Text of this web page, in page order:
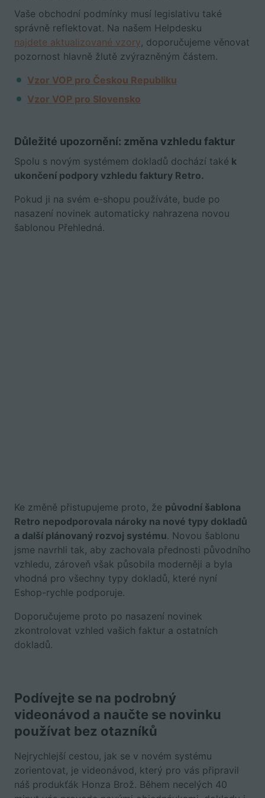
Vaše obchodní podmínky musí legislativu také
správně reflektovat. Na našem Helpdesku
najdete aktualizované vzory, doporučujeme věnovat
pozornost hlavně žlutě zvýrazněným částem.
Vzor VOP pro Českou Republiku
Vzor VOP pro Slovensko
Důležité upozornění: změna vzhledu faktur
Spolu s novým systémem dokladů dochází také k
ukončení podpory vzhledu faktury Retro.
Pokud ji na svém e-shopu používáte, bude po
nasazení novinek automaticky nahrazena novou
šablonou Přehledná.
Ke změně přistupujeme proto, že původní šablona
Retro nepodporovala nároky na nové typy dokladů
a další plánovaný rozvoj systému. Novou šablonu
jsme navrhli tak, aby zachovala přednosti původního
vzhledu, zároveň však působila moderněji a byla
vhodná pro všechny typy dokladů, které nyní
Eshop-rychle podporuje.
Doporučujeme proto po nasazení novinek
zkontrolovat vzhled vašich faktur a ostatních
dokladů.
Podívejte se na podrobný
videonávod a naučte se novinku
používat bez otazníků
Nejrychlejší cestou, jak se v novém systému
zorientovat, je videonávod, který pro vás připravil
náš produkťák Honza Brož. Během necelých 40